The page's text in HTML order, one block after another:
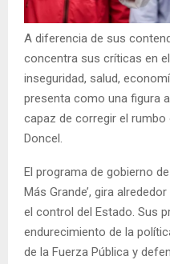
A diferencia de sus
concentra sus críticas en
inseguridad, salud,
presenta como una figura
capaz de corregir el rumbo
Doncel.
El programa de gobierno
Más Grande’, gira
el control del Estado. Sus
endurecimiento de la
de la Fuerza Pública y